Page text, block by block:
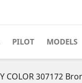
PILOT MODELS
COLOR 307172